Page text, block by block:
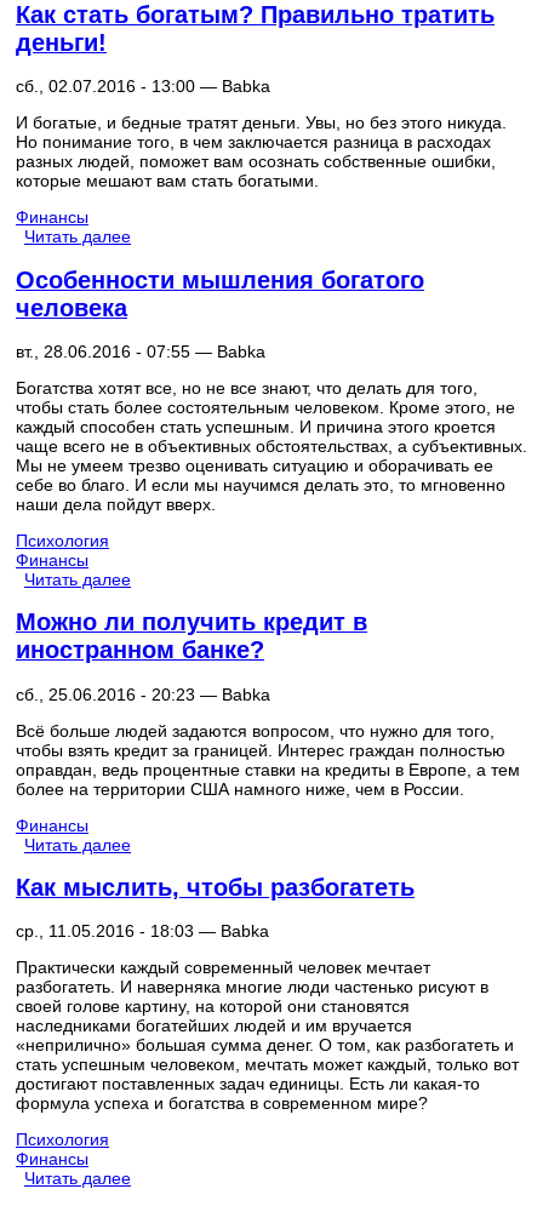
Как стать богатым? Правильно тратить
деньги!
сб., 02.07.2016 - 13:00 — Babka
И богатые, и бедные тратят деньги. Увы, но без этого никуда.
Но понимание того, в чем заключается разница в расходах
разных людей, поможет вам осознать собственные ошибки,
которые мешают вам стать богатыми.
Финансы
Читать далее
Особенности мышления богатого
человека
вт., 28.06.2016 - 07:55 — Babka
Богатства хотят все, но не все знают, что делать для того,
чтобы стать более состоятельным человеком. Кроме этого, не
каждый способен стать успешным. И причина этого кроется
чаще всего не в объективных обстоятельствах, а субъективных.
Мы не умеем трезво оценивать ситуацию и оборачивать ее
себе во благо. И если мы научимся делать это, то мгновенно
наши дела пойдут вверх.
Психология
Финансы
Читать далее
Можно ли получить кредит в
иностранном банке?
сб., 25.06.2016 - 20:23 — Babka
Всё больше людей задаются вопросом, что нужно для того,
чтобы взять кредит за границей. Интерес граждан полностью
оправдан, ведь процентные ставки на кредиты в Европе, а тем
более на территории США намного ниже, чем в России.
Финансы
Читать далее
Как мыслить, чтобы разбогатеть
ср., 11.05.2016 - 18:03 — Babka
Практически каждый современный человек мечтает
разбогатеть. И наверняка многие люди частенько рисуют в
своей голове картину, на которой они становятся
наследниками богатейших людей и им вручается
«неприлично» большая сумма денег. О том, как разбогатеть и
стать успешным человеком, мечтать может каждый, только вот
достигают поставленных задач единицы. Есть ли какая-то
формула успеха и богатства в современном мире?
Психология
Финансы
Читать далее